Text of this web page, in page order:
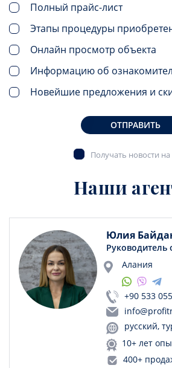
Полный прайс-лист
Этапы процедуры
Онлайн просмотр объекта
Информацию об
Новейшие предложения и
ОТПРАВИТЬ
Получать новости на
Наши
Юлия
Руководитель
Алания
+90 533
русский,
10+ лет
400+